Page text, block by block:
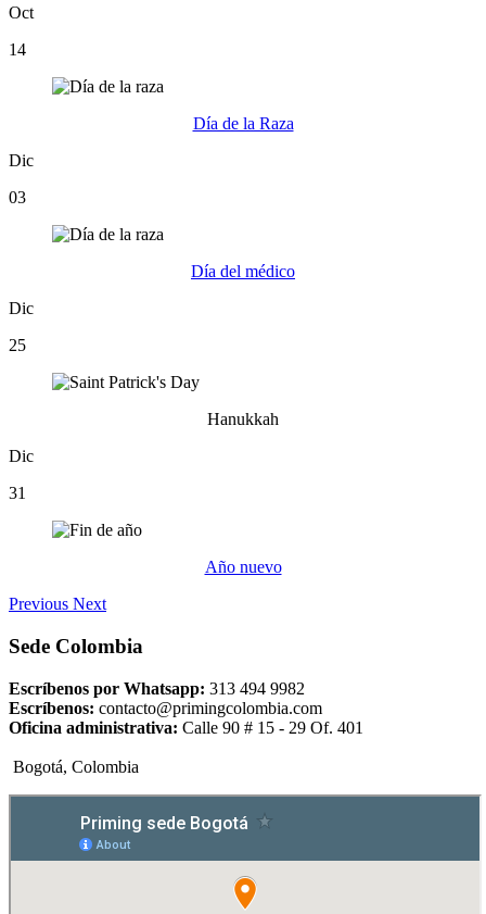
Oct
14
Día de la Raza
Dic
03
Día del médico
Dic
25
Hanukkah
Dic
31
Año nuevo
Previous Next
Sede Colombia
Escríbenos por Whatsapp: 313 494 9982
Escríbenos: contacto@primingcolombia.com
Oficina administrativa: Calle 90 # 15 - 29 Of. 401
Bogotá, Colombia